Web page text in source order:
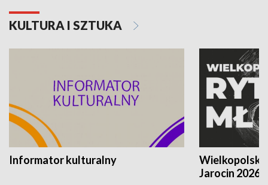
KULTURA I SZTUKA
Informator kulturalny
Jarocin 2026